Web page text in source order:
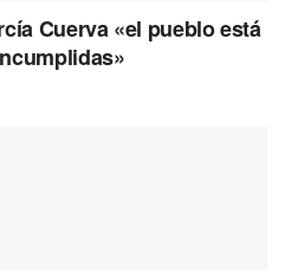
Cuerva «el pueblo está